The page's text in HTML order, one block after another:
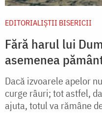
EDITORIALIȘTII BISERICII
Fără harul lui
asemenea
Dacă izvoarele apelor
curge râuri; tot astfel,
ajuta, totul va rămâne